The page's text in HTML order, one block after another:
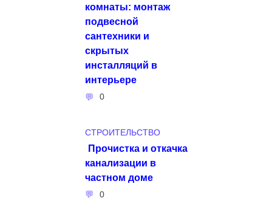
комнаты: монтаж
подвесной
сантехники и
скрытых
инсталляций в
интерьере
0
СТРОИТЕЛЬСТВО
Прочистка и откачка
канализации в
частном доме
0